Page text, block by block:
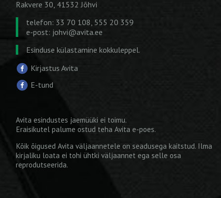
Rakvere 30, 41532 Jõhvi
telefon: 33 70 108, 555 20 359
e-post: johvi@avita.ee
Esinduse külastamine kokkuleppel.
Kirjastus Avita
E-tund
Avita esindustes jaemüüki ei toimu.
Eraisikutel palume ostud teha Avita e-poes.
Kõik õigused Avita väljaannetele on seadusega kaitstud. Ilma
kirjaliku loata ei tohi ühtki väljaannet ega selle osa
reprodutseerida.